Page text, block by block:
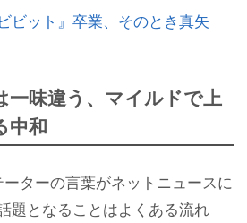
ビット』卒業、そのとき真矢
一味違う、マイルドで上
中和
ターの言葉がネットニュースに
題となることはよくある流れ